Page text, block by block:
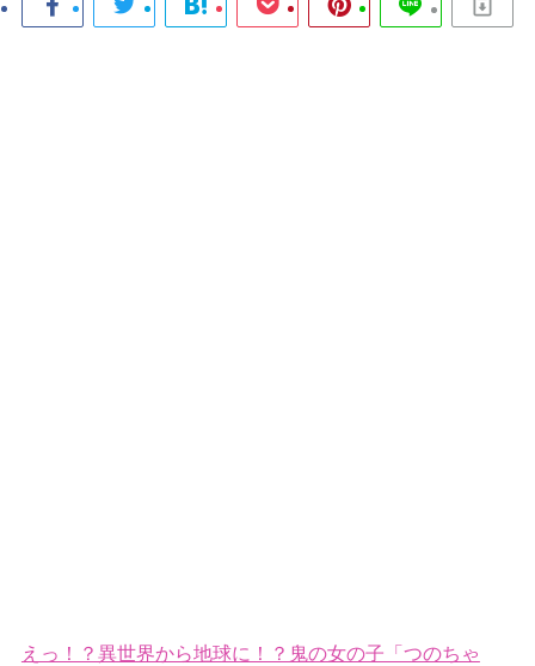
えっ！？異世界から地球に！？鬼の女の子「つのちゃ